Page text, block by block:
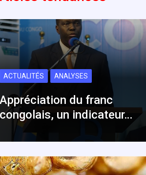
ACTUALITÉS ANALYSES
Appréciation du franc
congolais, un indicateur…